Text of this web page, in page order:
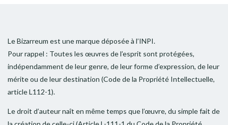
Le Bizarreum est une marque déposée à l’INPI.
Pour rappel : Toutes les œuvres de l’esprit sont protégées,
indépendamment de leur genre, de leur forme d’expression, de leur
mérite ou de leur destination (Code de la Propriété Intellectuelle,
article L112-1).
Le droit d’auteur naît en même temps que l’œuvre, du simple fait de